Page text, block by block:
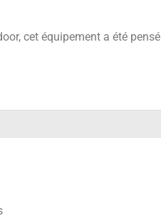
cet équipement a été pensé